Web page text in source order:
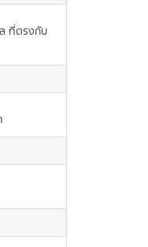
ที่ตรงกับ